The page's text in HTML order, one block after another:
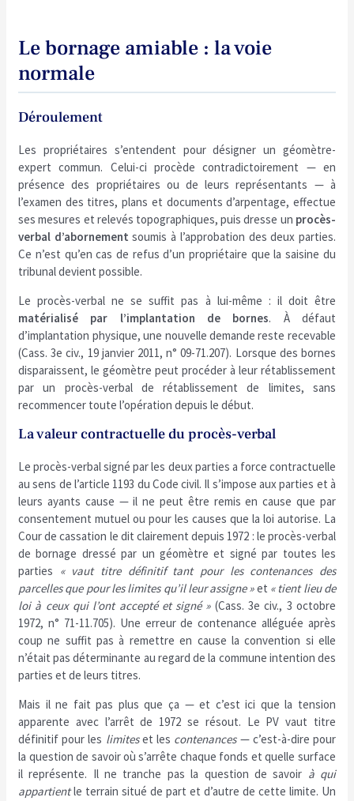
Le bornage amiable : la voie
normale
Déroulement
Les propriétaires s’entendent pour désigner un géomètre-
expert commun. Celui-ci procède contradictoirement — en
présence des propriétaires ou de leurs représentants — à
l’examen des titres, plans et documents d’arpentage, effectue
ses mesures et relevés topographiques, puis dresse un procès-
verbal d’abornement soumis à l’approbation des deux parties.
Ce n’est qu’en cas de refus d’un propriétaire que la saisine du
tribunal devient possible.
Le procès-verbal ne se suffit pas à lui-même : il doit être
matérialisé par l’implantation de bornes. À défaut
d’implantation physique, une nouvelle demande reste recevable
(Cass. 3e civ., 19 janvier 2011, n° 09-71.207). Lorsque des bornes
disparaissent, le géomètre peut procéder à leur rétablissement
par un procès-verbal de rétablissement de limites, sans
recommencer toute l’opération depuis le début.
La valeur contractuelle du procès-verbal
Le procès-verbal signé par les deux parties a force contractuelle
au sens de l’article 1193 du Code civil. Il s’impose aux parties et à
leurs ayants cause — il ne peut être remis en cause que par
consentement mutuel ou pour les causes que la loi autorise. La
Cour de cassation le dit clairement depuis 1972 : le procès-verbal
de bornage dressé par un géomètre et signé par toutes les
parties « vaut titre définitif tant pour les contenances des
parcelles que pour les limites qu’il leur assigne »et « tient lieu de
loi à ceux qui l’ont accepté et signé »(Cass. 3e civ., 3 octobre
1972, n° 71-11.705). Une erreur de contenance alléguée après
coup ne suffit pas à remettre en cause la convention si elle
n’était pas déterminante au regard de la commune intention des
parties et de leurs titres.
Mais il ne fait pas plus que ça — et c’est ici que la tension
apparente avec l’arrêt de 1972 se résout. Le PV vaut titre
définitif pour les limiteset les contenances— c’est-à-dire pour
la question de savoir où s’arrête chaque fonds et quelle surface
il représente. Il ne tranche pas la question de savoir à qui
appartientle terrain situé de part et d’autre de cette limite. Un